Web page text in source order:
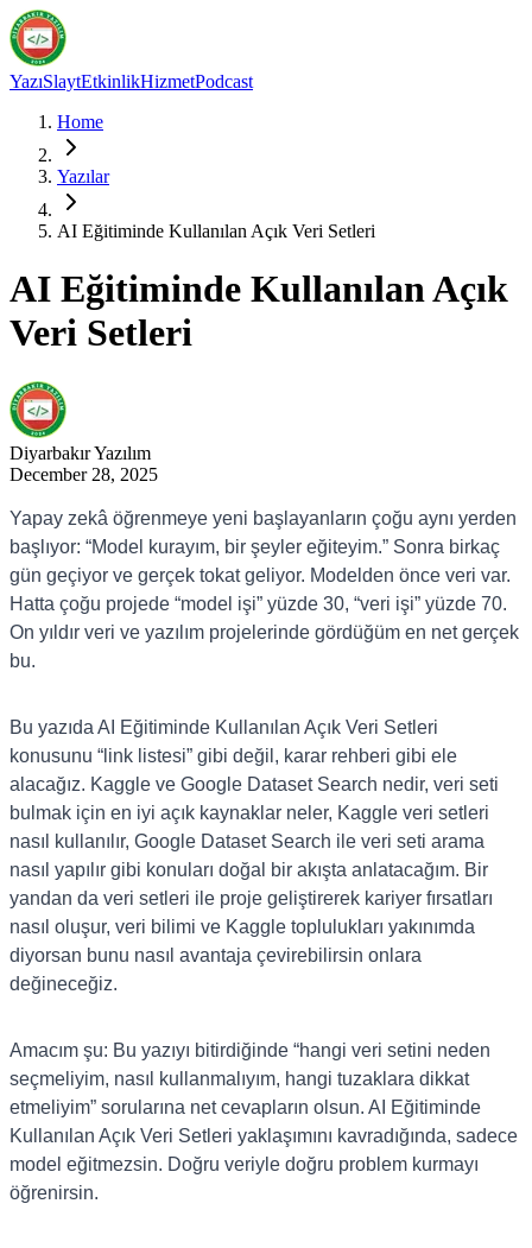
YazıSlaytEtkinlikHizmetPodcast
Home
Yazılar
AI Eğitiminde Kullanılan Açık Veri Setleri
AI Eğitiminde Kullanılan Açık
Veri Setleri
DiyarbakırYazılım
December 28, 2025
Yapay zekâ öğrenmeye yeni başlayanların çoğu aynı yerden
başlıyor: “Model kurayım, bir şeyler eğiteyim.” Sonra birkaç
gün geçiyor ve gerçek tokat geliyor. Modelden önce veri var.
Hatta çoğu projede “model işi” yüzde 30, “veri işi” yüzde 70.
On yıldır veri ve yazılım projelerinde gördüğüm en net gerçek
bu.
Bu yazıda AI Eğitiminde Kullanılan Açık Veri Setleri
konusunu “link listesi” gibi değil, karar rehberi gibi ele
alacağız. Kaggle ve Google Dataset Search nedir, veri seti
bulmak için en iyi açık kaynaklar neler, Kaggle veri setleri
nasıl kullanılır, Google Dataset Search ile veri seti arama
nasıl yapılır gibi konuları doğal bir akışta anlatacağım. Bir
yandan da veri setleri ile proje geliştirerek kariyer fırsatları
nasıl oluşur, veri bilimi ve Kaggle toplulukları yakınımda
diyorsan bunu nasıl avantaja çevirebilirsin onlara
değineceğiz.
Amacım şu: Bu yazıyı bitirdiğinde “hangi veri setini neden
seçmeliyim, nasıl kullanmalıyım, hangi tuzaklara dikkat
etmeliyim” sorularına net cevapların olsun. AI Eğitiminde
Kullanılan Açık Veri Setleri yaklaşımını kavradığında, sadece
model eğitmezsin. Doğru veriyle doğru problem kurmayı
öğrenirsin.